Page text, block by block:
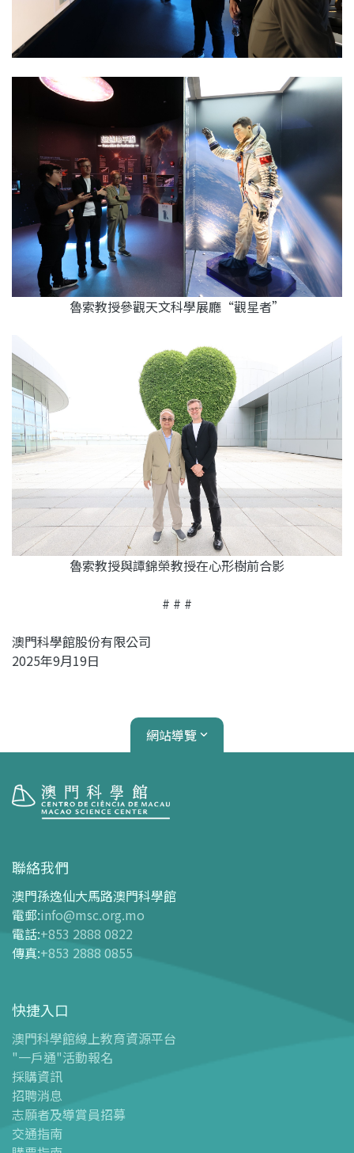
魯索教授參觀天文科學展廳“觀星者”
魯索教授與譚錦榮教授在心形樹前合影
# # #
澳門科學館股份有限公司
2025年9月19日
網站導覽
開放時間
交通指南
購票指南
- 網上購票
- 門票及優惠表
導覽圖
- 導覽圖
- 澳科館微定位導覽
場館設施
- 科學館兒童世界
- 展覽中心
聯絡我們
澳門孫逸仙大馬路澳門科學館
電郵:info@msc.org.mo
電話:+853 2888 0822
傳真:+853 2888 0855
快捷入口
澳門科學館線上教育資源平台
"一戶通"活動報名
採購資訊
招聘消息
志願者及導賞員招募
交通指南